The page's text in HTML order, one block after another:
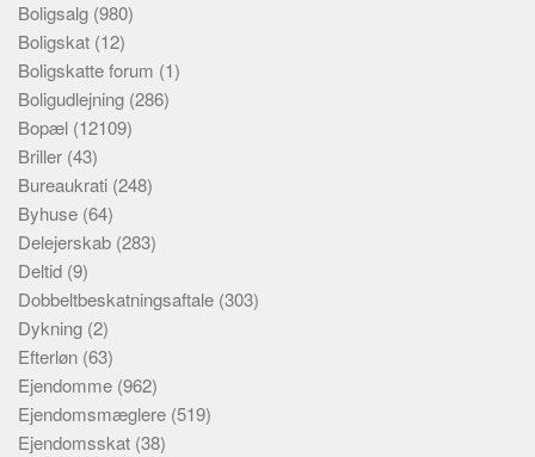
Boligsalg (980)
Boligskat (12)
Boligskatte forum (1)
Boligudlejning (286)
Bopæl (12109)
Briller (43)
Bureaukrati (248)
Byhuse (64)
Delejerskab (283)
Deltid (9)
Dobbeltbeskatningsaftale (303)
Dykning (2)
Efterløn (63)
Ejendomme (962)
Ejendomsmæglere (519)
Ejendomsskat (38)